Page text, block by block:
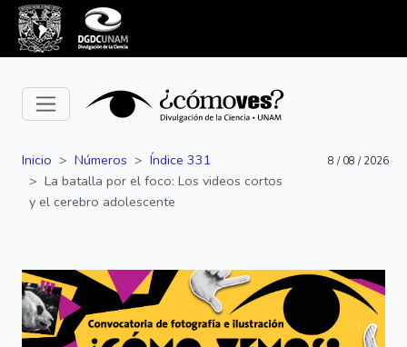
Inicio Números
Índice 331
La batalla por el foco: Los videos cortos
y el cerebro adolescente
8 / 08 / 2026
Siguiente Anterior